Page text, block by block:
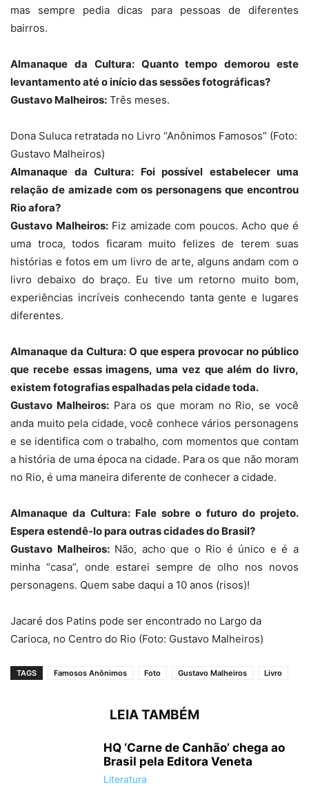
mas sempre pedia dicas para pessoas de diferentes
bairros.
Almanaque da Cultura: Quanto tempo demorou este
levantamento até o início das sessões fotográficas?
Gustavo Malheiros: Três meses.
Dona Suluca retratada no Livro “Anônimos Famosos” (Foto:
Gustavo Malheiros)
Almanaque da Cultura: Foi possível estabelecer uma
relação de amizade com os personagens que encontrou
Rio afora?
Gustavo Malheiros:Fiz amizade com poucos. Acho que é
uma troca, todos ficaram muito felizes de terem suas
histórias e fotos em um livro de arte, alguns andam com o
livro debaixo do braço. Eu tive um retorno muito bom,
experiências incríveis conhecendo tanta gente e lugares
diferentes.
Almanaque da Cultura: O que espera provocar no público
que recebe essas imagens, uma vez que além do livro,
existem fotografias espalhadas pela cidade toda.
Gustavo Malheiros:Para os que moram no Rio, se você
anda muito pela cidade, você conhece vários personagens
e se identifica com o trabalho, com momentos que contam
a história de uma época na cidade. Para os que não moram
no Rio, é uma maneira diferente de conhecer a cidade.
Almanaque da Cultura: Fale sobre o futuro do projeto.
Espera estendê-lo para outras cidades do Brasil?
Gustavo Malheiros:Não, acho que o Rio é único e é a
minha “casa”, onde estarei sempre de olho nos novos
personagens. Quem sabe daqui a 10 anos (risos)!
Jacaré dos Patins pode ser encontrado no Largo da
Carioca, no Centro do Rio (Foto: Gustavo Malheiros)
TAGS Famosos Anônimos Foto Gustavo Malheiros Livro
LEIA TAMBÉM
HQ ‘Carne de Canhão’ chega ao
Brasil pela Editora Veneta
Literatura